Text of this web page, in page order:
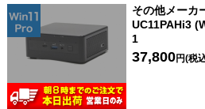
その他メーカ
UC11PAHi3
1
37,800円(税